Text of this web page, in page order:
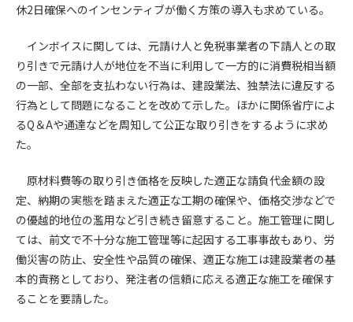
休2日確保へのインセンティブが働く方策の導入も求めている。
インボイスに関しては、元請け人と免税事業者の下請人との取
り引きで元請け人が地位を不当に利用して一方的に消費税相当額
の一部、全部を支払わない行為は、建設業法、独禁法に違反する
行為として問題になることを改めて示した。ほかに関係省庁によ
るQ＆Aや通達などを周知して公正な取り引きをするように求め
た。
原材料費等の取り引き価格を反映した適正な請負代金額の設
定、納期の実態を踏まえた適正な工期の確保や、価格交渉などで
の優越的地位の濫用など引き続き留意すること。施工管理に関し
ては、前文で不十分な施工管理等に起因する工事事故もあり、労
働災害の防止、安全性や品質の確保、適正な施工は建設業者の基
本的責務としており、発注者の信頼に応える適正な施工を確保す
ることを要請した。
(4) 会員申込者が管理者所定の手続き通りに会員申込手続き処
(5) その他管理者が会員とすることを不適当と判断した場合
2. 管理者は承認後であっても承認した会員が前項の何れかに該
当することが判明した場合、会員資格を取り消すことがあり
ます。
第5条（IDおよびパスワードの管理）
2. 会員は、自己のIDおよびパスワードを、貸与、譲渡、売買、
その他形態を問わず、第三者に利用させることはできませ
ん。
3. 会員は、IDおよびパスワードの管理不十分、使用上の過誤、
第三者（他の会員を含む）の使用等による損害について責任
を負うものとし、管理者は一切責任を負いません。